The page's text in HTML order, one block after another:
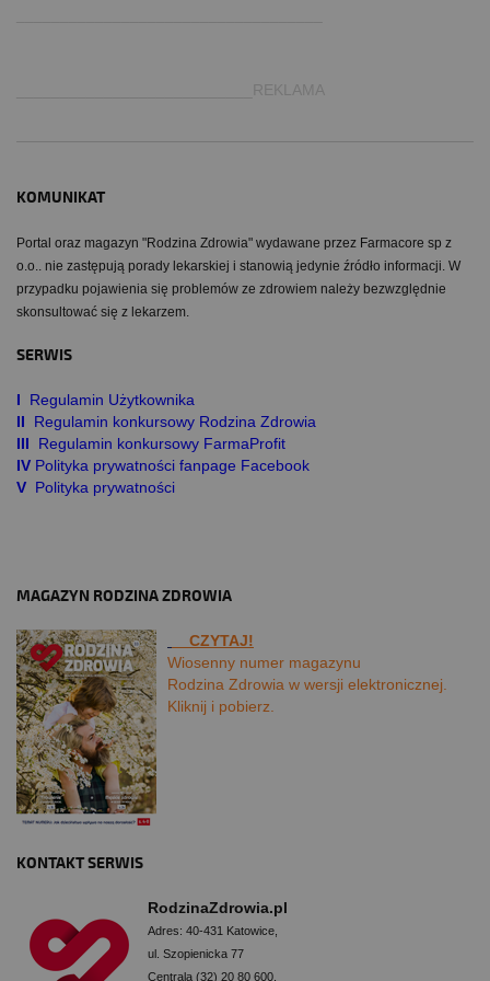
___________________________REKLAMA
KOMUNIKAT
Portal oraz magazyn "Rodzina Zdrowia" wydawane przez Farmacore sp z
o.o.. nie zastępują porady lekarskiej i stanowią jedynie źródło informacji. W
przypadku pojawienia się problemów ze zdrowiem należy bezwzględnie
skonsultować się z lekarzem.
SERWIS
I Regulamin Użytkownika
II
Regulamin konkursowy Rodzina Zdrowia
III
Regulamin konkursowy FarmaProfit
IV Polityka prywatności fanpage Facebook
V Polityka prywatności
MAGAZYN RODZINA ZDROWIA
CZYTAJ!
Wiosenny numer magazynu
Rodzina Zdrowia w wersji elektronicznej.
Kliknij i pobierz.
KONTAKT SERWIS
RodzinaZdrowia.pl
Adres: 40-431 Katowice,
ul. Szopienicka 77
Centrala (32) 20 80 600,